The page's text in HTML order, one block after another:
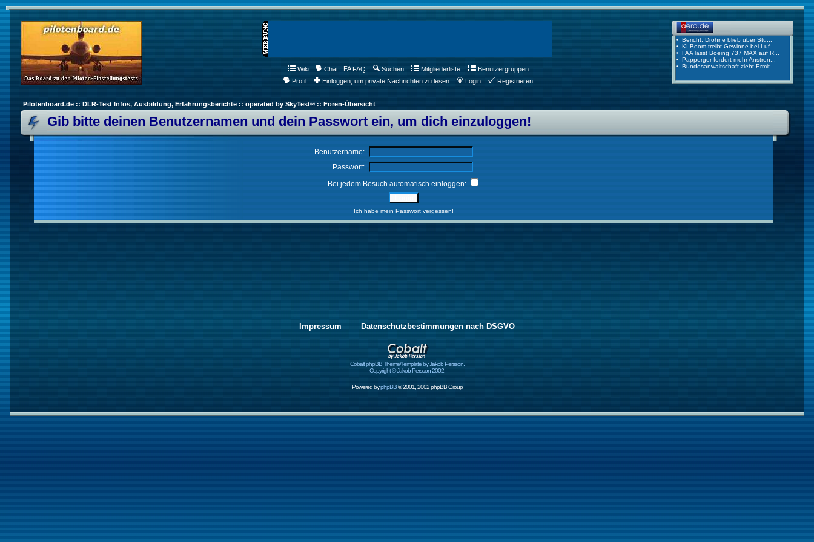
Wiki Chat FAQ Suchen Mitgliederliste
Benutzergruppen
Profil
Einloggen, um private Nachrichten zu lesen Login Registrieren
Pilotenboard.de :: DLR-Test Infos, Ausbildung, Erfahrungsberichte :: operated by SkyTest® :: Foren-Übersicht
Gib bitte deinen Benutzernamen und dein Passwort ein, um dich einzuloggen!
Benutzername:
Passwort:
Bei jedem Besuch automatisch einloggen:
Ich habe mein Passwort vergessen!
Impressum Datenschutzbestimmungen nach DSGVO
Cobalt phpBB Theme/Template by Jakob Persson.
Copyright © Jakob Persson 2002.
Powered byphpBB© 2001, 2002 phpBB Group